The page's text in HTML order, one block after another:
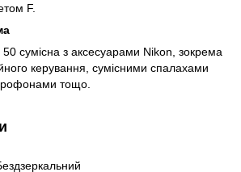
F.
сумісна з аксесуарами Nikon, зокрема
керування, сумісними спалахами
тощо.